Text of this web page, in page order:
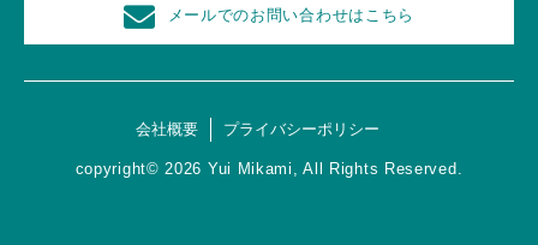
メールでのお問い合わせはこちら
会社概要 プライバシーポリシー
copyright© 2026 Yui Mikami, All Rights Reserved.